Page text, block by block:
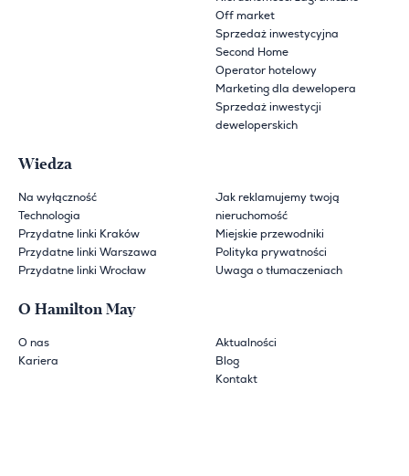
Off market
Sprzedaż inwestycyjna
Second Home
Operator hotelowy
Marketing dla dewelopera
Sprzedaż inwestycji
deweloperskich
Wiedza
Na wyłączność
Technologia
Przydatne linki Kraków
Przydatne linki Warszawa
Przydatne linki Wrocław
Jak reklamujemy twoją
nieruchomość
Miejskie przewodniki
Polityka prywatności
Uwaga o tłumaczeniach
O Hamilton May
O nas
Kariera
Aktualności
Blog
Kontakt